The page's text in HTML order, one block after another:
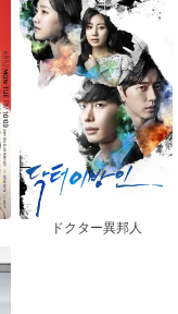
ドクター異邦人